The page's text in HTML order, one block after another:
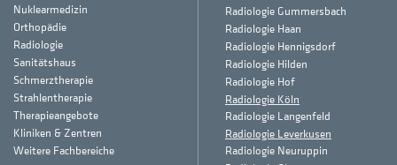
Nuklearmedizin
Orthopädie
Radiologie
Sanitätshaus
Schmerztherapie
Strahlentherapie
Therapieangebote
Kliniken & Zentren
Weitere Fachbereiche
Radiologie Gummersbach
Radiologie Haan
Radiologie Hennigsdorf
Radiologie Hilden
Radiologie Hof
Radiologie Köln
Radiologie Langenfeld
Radiologie Leverkusen
Radiologie Neuruppin